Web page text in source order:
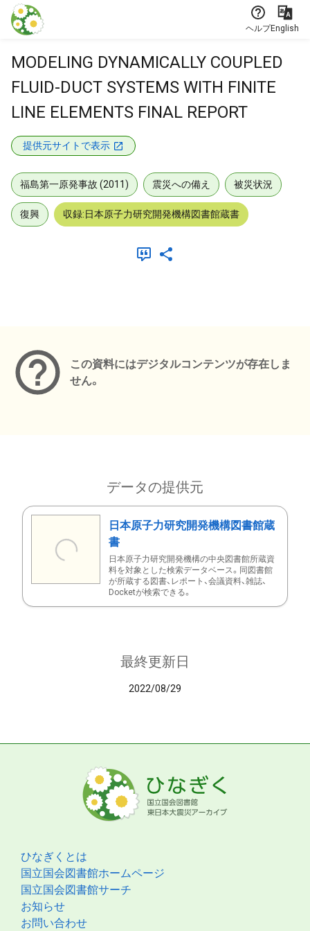
本文に飛ぶ
ヘルプEnglish
MODELING DYNAMICALLY COUPLED
FLUID-DUCT SYSTEMS WITH FINITE
LINE ELEMENTS FINAL REPORT
提供元サイトで表示
福島第一原発事故 (2011) 震災への備え 被災状況
復興 収録:日本原子力研究開発機構図書館蔵書
この資料にはデジタルコンテンツが存在しま
せん。
データの提供元
日本原子力研究開発機構図書館蔵
書
日本原子力研究開発機構の中央図書館所蔵資
料を対象とした検索データベース。同図書館
が所蔵する図書、レポート、会議資料、雑誌、
Docketが検索できる。
最終更新日
2022/08/29
ひなぎくとは
国立国会図書館ホームページ
国立国会図書館サーチ
お知らせ
お問い合わせ